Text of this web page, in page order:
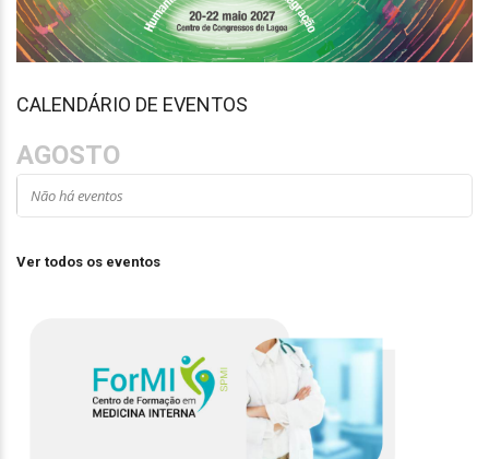
CALENDÁRIO DE EVENTOS
AGOSTO
Não há eventos
Ver todos os eventos